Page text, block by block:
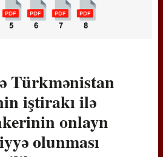
Türkmənistan
iştirakı ilə
onlayn
olunması